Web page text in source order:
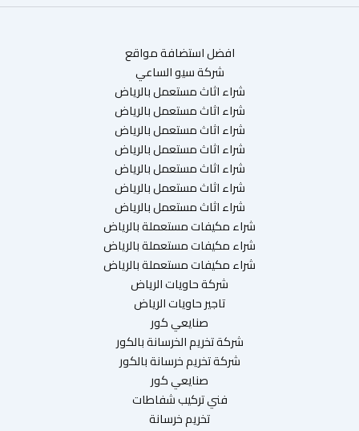
افضل استضافة مواقع
شركة سيو الساعي
شراء اثاث مستعمل بالرياض
شراء اثاث مستعمل بالرياض
شراء اثاث مستعمل بالرياض
شراء اثاث مستعمل بالرياض
شراء اثاث مستعمل بالرياض
شراء اثاث مستعمل بالرياض
شراء اثاث مستعمل بالرياض
شراء مكيفات مستعملة بالرياض
شراء مكيفات مستعملة بالرياض
شراء مكيفات مستعملة بالرياض
شركة حاويات الرياض
تاجير حاويات الرياض
صنايعي كور
شركة تخريم الخرسانة بالكور
شركة تخريم خرسانة بالكور
صنايعي كور
فني تركيب شفاطات
تخريم خرسانة